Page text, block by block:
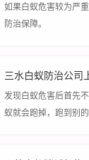
如果白蚁危害较为严
防治保障。
三水白蚁防治公司
发现白蚁危害后首先
蚁就会跑掉，跑到别的